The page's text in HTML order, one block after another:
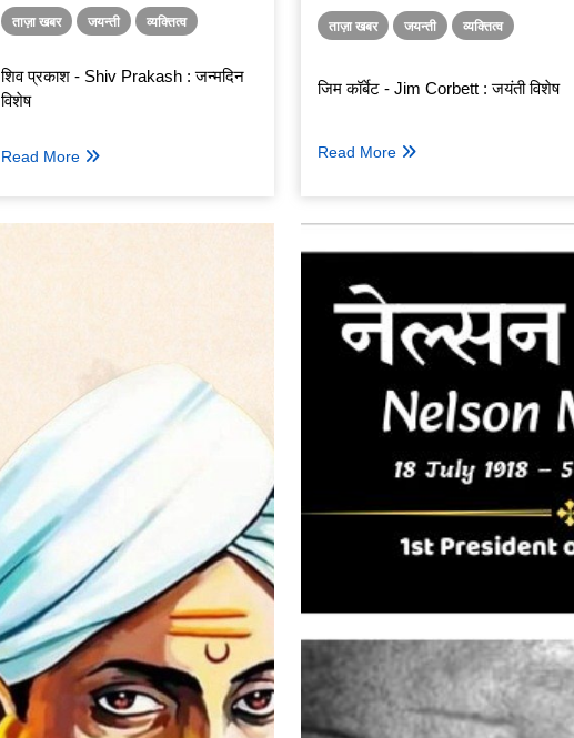
ताज़ा खबर जयन्ती व्यक्तित्व
शिव प्रकाश - Shiv Prakash : जन्मदिन
विशेष
Read More
ताज़ा खबर जयन्ती व्यक्तित्व
जिम कॉर्बेट - Jim Corbett : जयंती विशेष
Read More